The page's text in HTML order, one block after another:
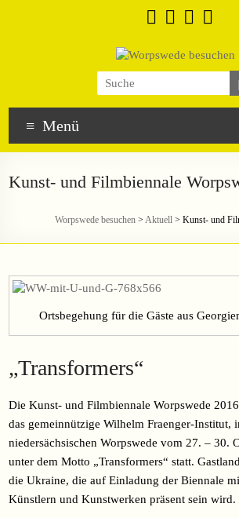
Menü
Kunst- und Filmbiennale
Worpswede besuchen> Aktuell> Kunst- und
Ortsbegehung für die Gäste aus
„Transformers“
Die Kunst- und Filmbiennale Worpswede
das gemeinnützige Wilhelm Fraenger-Institut,
niedersächsischen Worpswede vom 27. – 30.
unter dem Motto „Transformers“ statt.
die Ukraine, die auf Einladung der Biennale
Künstlern und Kunstwerken präsent sein wird.